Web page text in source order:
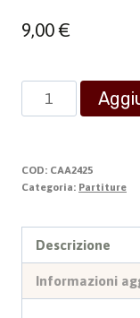
9,00€
BACH
COD: CAA2425
Categoria: Partiture
Descrizione
Informazioni